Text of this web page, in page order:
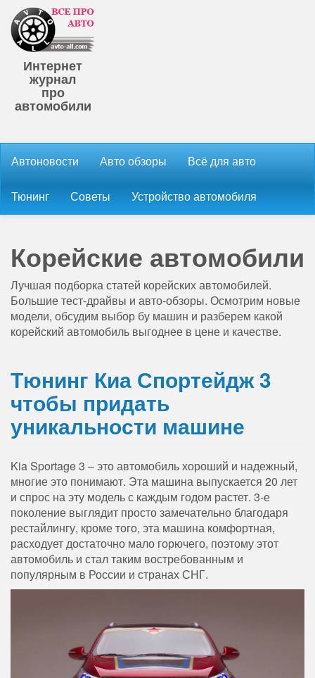
Интернет
журнал
про
автомобили
Автоновости Авто обзоры Всё для авто
Тюнинг Советы Устройство автомобиля
Корейские автомобили
Лучшая подборка статей корейских автомобилей.
Большие тест-драйвы и авто-обзоры. Осмотрим новые
модели, обсудим выбор бу машин и разберем какой
корейский автомобиль выгоднее в цене и качестве.
Тюнинг Киа Спортейдж 3
чтобы придать
уникальности машине
Kia Sportage 3 – это автомобиль хороший и надежный,
многие это понимают. Эта машина выпускается 20 лет
и спрос на эту модель с каждым годом растет. 3-е
поколение выглядит просто замечательно благодаря
рестайлингу, кроме того, эта машина комфортная,
расходует достаточно мало горючего, поэтому этот
автомобиль и стал таким востребованным и
популярным в России и странах СНГ.